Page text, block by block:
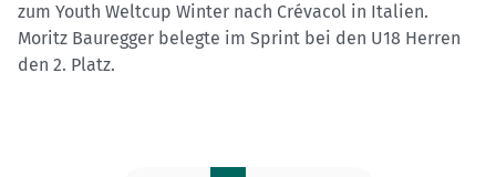
zum Youth Weltcup Winter nach Crévacol in Italien.
Moritz Bauregger belegte im Sprint bei den U18 Herren
den 2. Platz.